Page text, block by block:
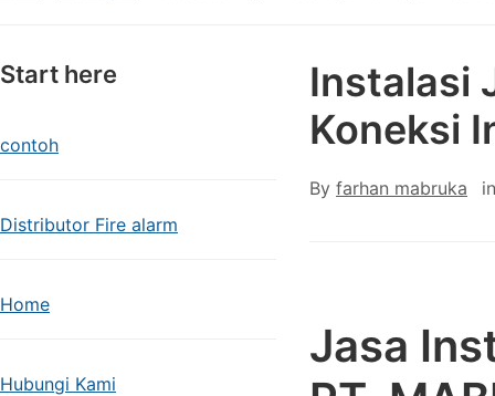
Start here
contoh
Distributor Fire alarm
Home
Hubungi Kami
Instalasi
Koneksi
By farhan mabruka
Jasa